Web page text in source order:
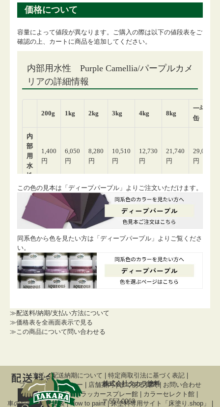
価格について
容量によって値段が異なります。ご購入の際は以下の値段表をご
確認の上、カートに商品を追加してください。
この色の見本は「ディープパープル」よりご注文いただけます。
同系色から色を見たい方は「ディープパープル」よりご覧くださ
い。
≫配送料/納期/支払い方法について
≫価格表を全画面表示で見る
≫この商品について問い合わせる
株式会社タカラ塗料
〒557-0063
支払・配送納期について 特定商取引法に基づく表記|
プライバシーポリシー
店舗案内| よくある質問| お問い合わせ
関連サイト 調色屋 | ラッカースプレー館 カラーセレクト館
車の刷毛塗り全塗装| How to paint| 床塗料専用サイト「床塗り.shop」